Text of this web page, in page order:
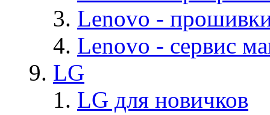
Lenovo -
Lenovo - cервис
LG
LG для новичков